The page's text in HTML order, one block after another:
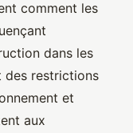
comment les
dans les
des restrictions
et
aux